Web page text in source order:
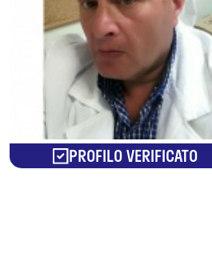
PROFILO VERIFICATO